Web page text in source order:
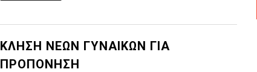
ΚΛΗΣΗ ΝΕΩΝ ΓΥΝΑΙΚΩΝ ΓΙΑ
ΠΡΟΠΟΝΗΣΗ